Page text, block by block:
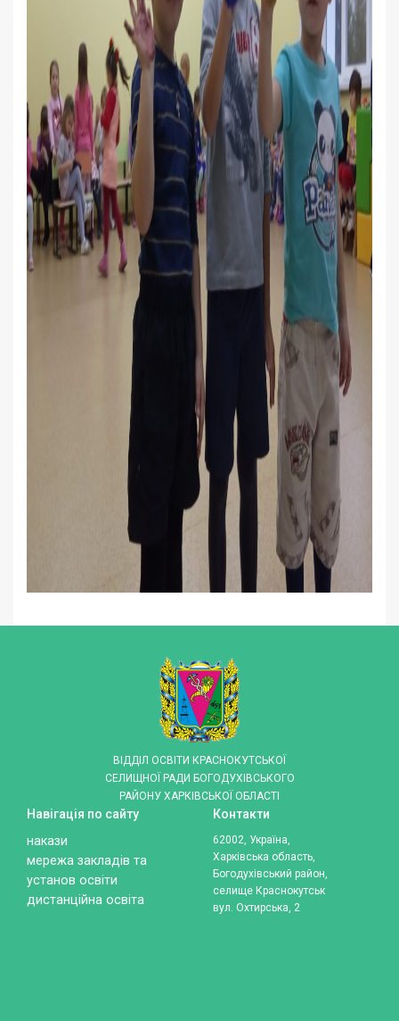
ВІДДІЛ ОСВІТИ КРАСНОКУТСЬКОЇ
СЕЛИЩНОЇ РАДИ БОГОДУХІВСЬКОГО
РАЙОНУ ХАРКІВСЬКОЇ ОБЛАСТІ
Навігація по сайту
накази
мережа закладів та
установ освіти
дистанційна освіта
Контакти
62002, Україна,
Харківська область,
Богодухівський район,
селище Краснокутськ
вул. Охтирська, 2